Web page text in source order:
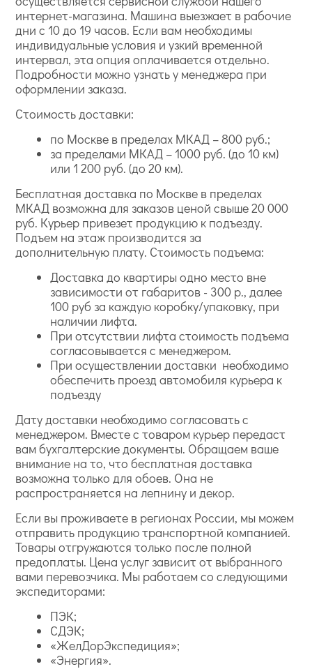
интернет-магазина. Машина выезжает в рабочие
дни с 10 до 19 часов. Если вам необходимы
индивидуальные условия и узкий временной
интервал, эта опция оплачивается отдельно.
Подробности можно узнать у менеджера при
оформлении заказа.
Стоимость доставки:
по Москве в пределах МКАД – 800 руб.;
за пределами МКАД – 1000 руб. (до 10 км)
или 1 200 руб. (до 20 км).
Бесплатная доставка по Москве в пределах
МКАД возможна для заказов ценой свыше 20 000
руб. Курьер привезет продукцию к подъезду.
Подъем на этаж производится за
дополнительную плату. Стоимость подъема:
Доставка до квартиры одно место вне
зависимости от габаритов - 300 р., далее
100 руб за каждую коробку/упаковку, при
наличии лифта.
При отсутствии лифта стоимость подъема
согласовывается с менеджером.
При осуществлении доставки необходимо
обеспечить проезд автомобиля курьера к
подъезду
Дату доставки необходимо согласовать с
менеджером. Вместе с товаром курьер передаст
вам бухгалтерские документы. Обращаем ваше
внимание на то, что бесплатная доставка
возможна только для обоев. Она не
распространяется на лепнину и декор.
Если вы проживаете в регионах России, мы можем
отправить продукцию транспортной компанией.
Товары отгружаются только после полной
предоплаты. Цена услуг зависит от выбранного
вами перевозчика. Мы работаем со следующими
экспедиторами:
ПЭК;
СДЭК;
«ЖелДорЭкспедиция»;
«Энергия».